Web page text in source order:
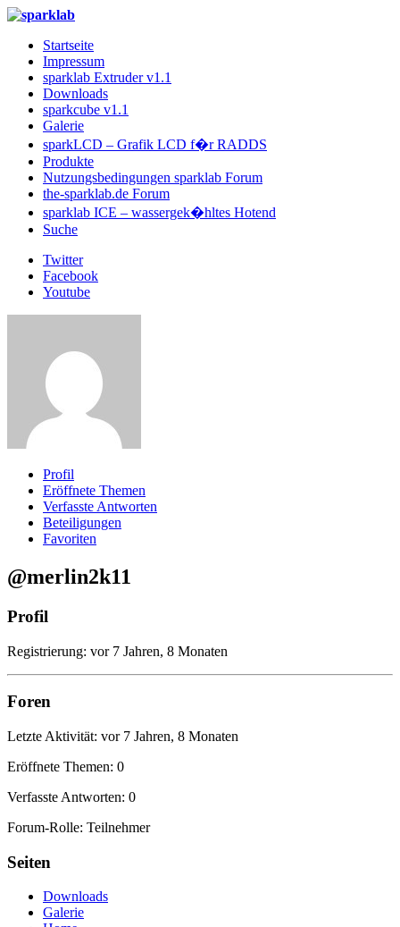
Startseite
Impressum
sparklab Extruder v1.1
Downloads
sparkcube v1.1
Galerie
sparkLCD – Grafik LCD f�r RADDS
Produkte
Nutzungsbedingungen sparklab Forum
the-sparklab.de Forum
sparklab ICE – wassergek�hltes Hotend
Suche
Twitter
Facebook
Youtube
Profil
Eröffnete Themen
Verfasste Antworten
Beteiligungen
Favoriten
@merlin2k11
Profil
Registrierung: vor 7 Jahren, 8 Monaten
Foren
Letzte Aktivität: vor 7 Jahren, 8 Monaten
Eröffnete Themen: 0
Verfasste Antworten: 0
Forum-Rolle: Teilnehmer
Seiten
Downloads
Galerie